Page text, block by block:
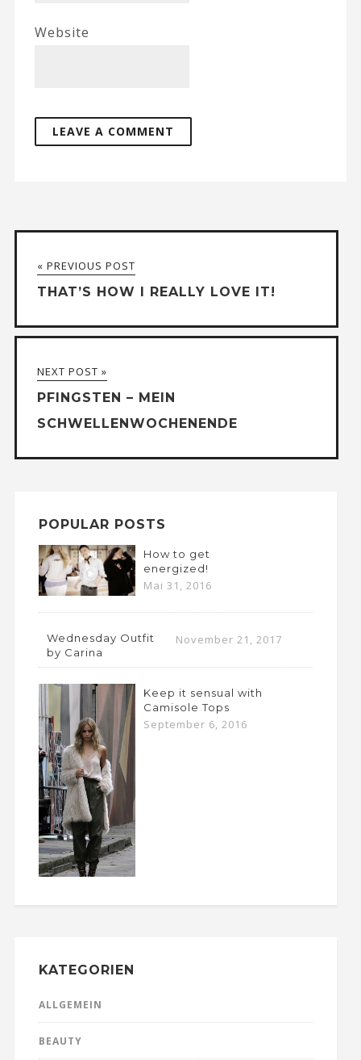
Website
« PREVIOUS POST
THAT’S HOW I REALLY LOVE IT!
NEXT POST »
PFINGSTEN – MEIN
SCHWELLENWOCHENENDE
POPULAR POSTS
How to get
energized!
Mai 31, 2016
Wednesday Outfit
by Carina
November 21, 2017
Keep it sensual with
Camisole Tops
September 6, 2016
KATEGORIEN
ALLGEMEIN
BEAUTY